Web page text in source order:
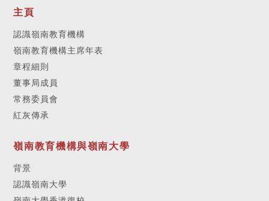
主頁
認識嶺南教育機構
嶺南教育機構主席年表
章程細則
董事局成員
常務委員會
紅灰傳承
嶺南教育機構與嶺南大學
背景
認識嶺南大學